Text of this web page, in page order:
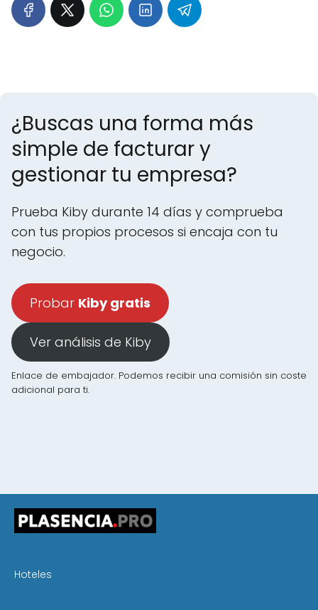
¿Buscas una forma más
simple de facturar y
gestionar tu empresa?
Prueba Kiby durante 14 días y comprueba
con tus propios procesos si encaja con tu
negocio.
Probar Kiby gratis
Ver análisis de Kiby
Enlace de embajador. Podemos recibir una comisión sin coste
adicional para ti.
Hoteles